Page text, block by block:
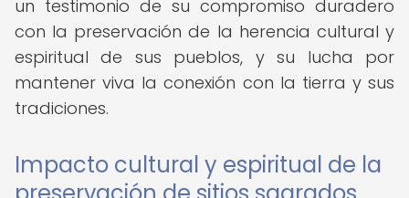
un testimonio de su compromiso duradero
con la preservación de la herencia cultural y
espiritual de sus pueblos, y su lucha por
mantener viva la conexión con la tierra y sus
tradiciones.
Impacto cultural y espiritual de la